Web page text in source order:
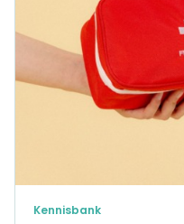
Kennisbank